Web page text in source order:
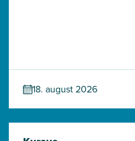
18. august 2026